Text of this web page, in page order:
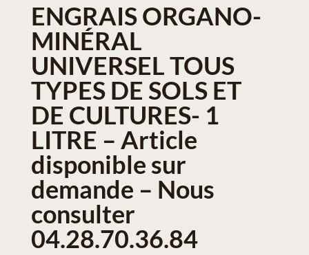
ENGRAIS ORGANO-
MINÉRAL
UNIVERSEL TOUS
TYPES DE SOLS ET
DE CULTURES- 1
LITRE – Article
disponible sur
demande – Nous
consulter
04.28.70.36.84